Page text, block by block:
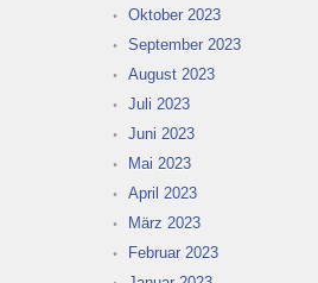
Oktober 2023
September 2023
August 2023
Juli 2023
Juni 2023
Mai 2023
April 2023
März 2023
Februar 2023